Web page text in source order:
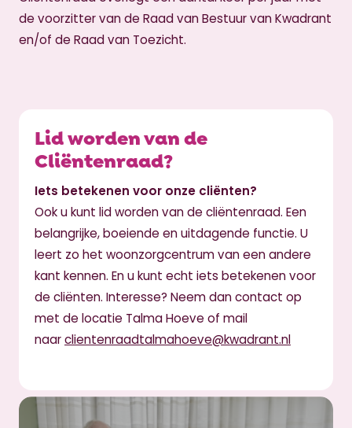
de voorzitter van de Raad van Bestuur van Kwadrant
en/of de Raad van Toezicht.
Lid worden van de
Cliëntenraad?
Iets betekenen voor onze cliënten?
Ook u kunt lid worden van de cliëntenraad. Een
belangrijke, boeiende en uitdagende functie. U
leert zo het woonzorgcentrum van een andere
kant kennen. En u kunt echt iets betekenen voor
de cliënten. Interesse? Neem dan contact op
met de locatie Talma Hoeve of mail
naarclientenraadtalmahoeve@kwadrant.nl